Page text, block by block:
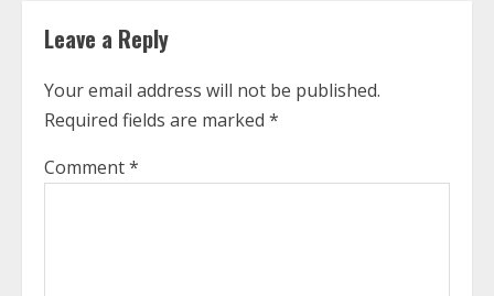
e
R
e
a
d
Leave a Reply
Your email address will not be published.
Required fields are marked *
Comment*